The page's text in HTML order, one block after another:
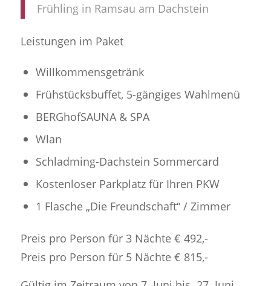
Frühling in Ramsau am Dachstein
Leistungen im Paket
Willkommensgetränk
Frühstücksbuffet, 5-gängiges Wahlmenü
BERGhofSAUNA & SPA
Wlan
Schladming-Dachstein Sommercard
Kostenloser Parkplatz für Ihren PKW
1 Flasche „Die Freundschaft“ / Zimmer
Preis pro Person für 3 Nächte € 492,-
Preis pro Person für 5 Nächte € 815,-